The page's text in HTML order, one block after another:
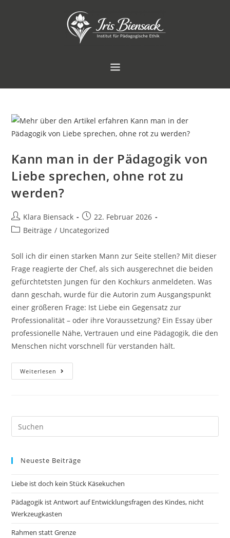
Kann man in der Pädagogik von
Liebe sprechen, ohne rot zu
werden?
Klara Biensack
22. Februar 2026
Beiträge / Uncategorized
Soll ich dir einen starken Mann zur Seite stellen? Mit dieser
Frage reagierte der Chef, als sich ausgerechnet die beiden
gefürchtetsten Jungen für den Kochkurs anmeldeten. Was
dann geschah, wurde für die Autorin zum Ausgangspunkt
einer größeren Frage: Ist Liebe ein Gegensatz zur
Professionalität – oder ihre Voraussetzung? Ein Essay über
professionelle Nähe, Vertrauen und eine Pädagogik, die den
Menschen nicht vorschnell für verstanden hält.
Weiterlesen
Neueste Beiträge
Liebe ist doch kein Stück Käsekuchen
Pädagogik ist Antwort auf Entwicklungsfragen des Kindes, nicht
Werkzeugkasten
Rahmen statt Grenze